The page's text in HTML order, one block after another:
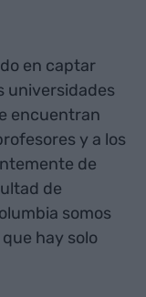
en captar
universidades
encuentran
y a los
de
de
somos
hay solo